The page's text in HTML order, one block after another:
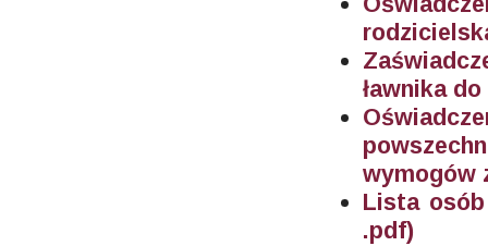
ławnika
wymogów
Lista osób
.pdf)